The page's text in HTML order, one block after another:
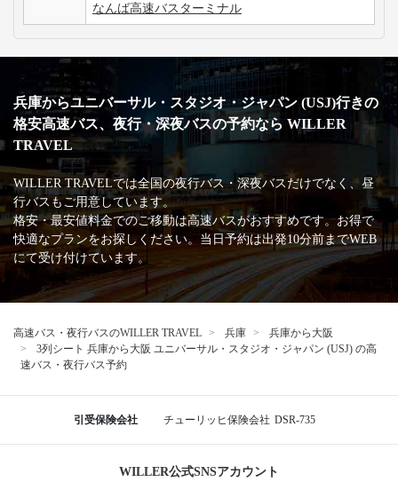
なんば高速バスターミナル
兵庫からユニバーサル・スタジオ・ジャパン (USJ)行きの
格安高速バス、夜行・深夜バスの予約なら WILLER
TRAVEL
WILLER TRAVELでは全国の夜行バス・深夜バスだけでなく、昼
行バスもご用意しています。
格安・最安値料金でのご移動は高速バスがおすすめです。お得で
快適なプランをお探しください。当日予約は出発10分前までWEB
にて受け付けています。
高速バス・夜行バスのWILLER TRAVEL 兵庫
兵庫から大阪
3列シート 兵庫から大阪 ユニバーサル・スタジオ・ジャパン (USJ) の高
速バス・夜行バス予約
引受保険会社 チューリッヒ保険会社 DSR-735
WILLER公式SNSアカウント